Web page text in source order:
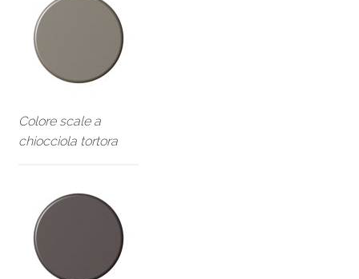
Colore scale a
chiocciola tortora